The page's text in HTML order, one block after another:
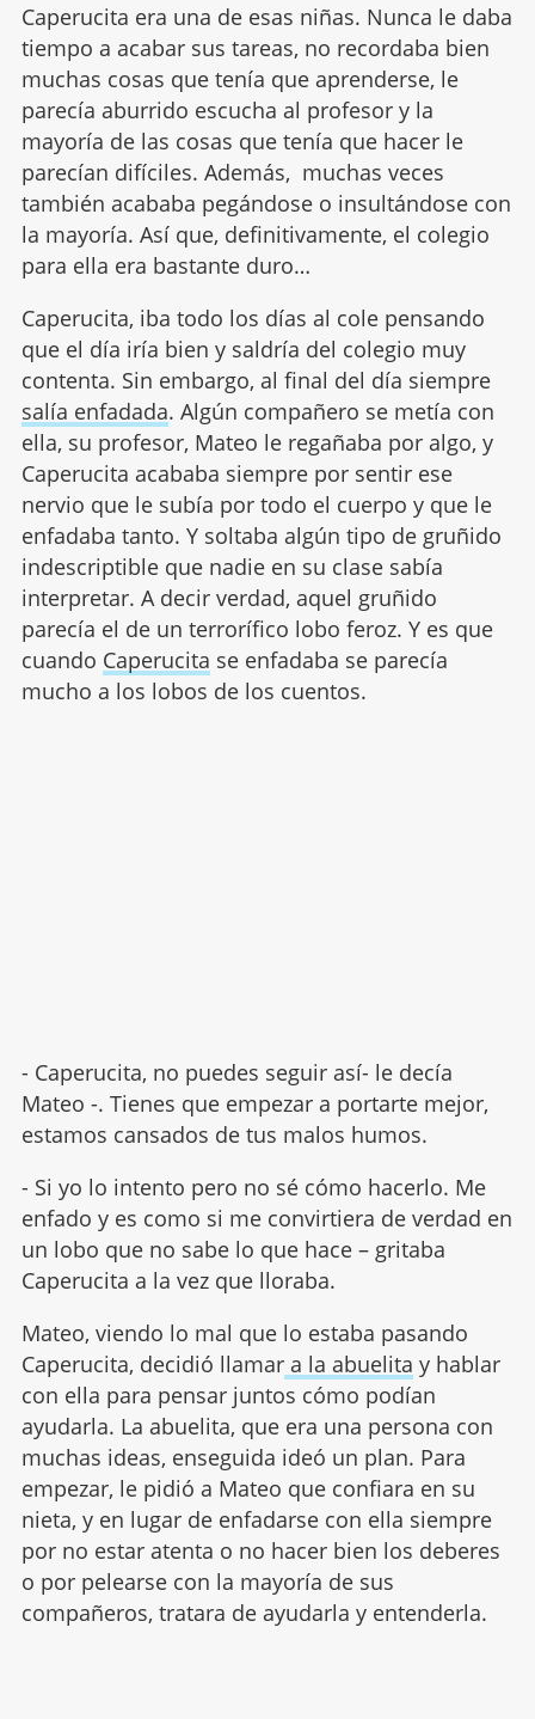
Caperucita era una de esas niñas. Nunca le daba
tiempo a acabar sus tareas, no recordaba bien
muchas cosas que tenía que aprenderse, le
parecía aburrido escucha al profesor y la
mayoría de las cosas que tenía que hacer le
parecían difíciles. Además, muchas veces
también acababa pegándose o insultándose con
la mayoría. Así que, definitivamente, el colegio
para ella era bastante duro…
Caperucita, iba todo los días al cole pensando
que el día iría bien y saldría del colegio muy
contenta. Sin embargo, al final del día siempre
salía enfadada. Algún compañero se metía con
ella, su profesor, Mateo le regañaba por algo, y
Caperucita acababa siempre por sentir ese
nervio que le subía por todo el cuerpo y que le
enfadaba tanto. Y soltaba algún tipo de gruñido
indescriptible que nadie en su clase sabía
interpretar. A decir verdad, aquel gruñido
parecía el de un terrorífico lobo feroz. Y es que
cuando Caperucita se enfadaba se parecía
mucho a los lobos de los cuentos.
- Caperucita, no puedes seguir así- le decía
Mateo -. Tienes que empezar a portarte mejor,
estamos cansados de tus malos humos.
- Si yo lo intento pero no sé cómo hacerlo. Me
enfado y es como si me convirtiera de verdad en
un lobo que no sabe lo que hace – gritaba
Caperucita a la vez que lloraba.
Mateo, viendo lo mal que lo estaba pasando
Caperucita, decidió llamara la abuelita y hablar
con ella para pensar juntos cómo podían
ayudarla. La abuelita, que era una persona con
muchas ideas, enseguida ideó un plan. Para
empezar, le pidió a Mateo que confiara en su
nieta, y en lugar de enfadarse con ella siempre
por no estar atenta o no hacer bien los deberes
o por pelearse con la mayoría de sus
compañeros, tratara de ayudarla y entenderla.